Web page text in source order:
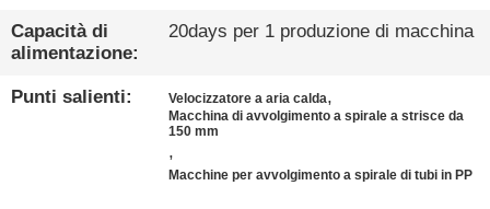
CONTATTACI
NOTIZIE
Capacità di
alimentazione:
20days per 1 produzione di macchina
Punti salienti: Velocizzatore a aria calda,
Macchina di avvolgimento a spirale a strisce da
150 mm
,
Macchine per avvolgimento a spirale di tubi in PP